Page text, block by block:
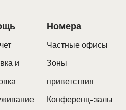
и
Номера
Частные офисы
Зоны
приветствия
Конференц-залы